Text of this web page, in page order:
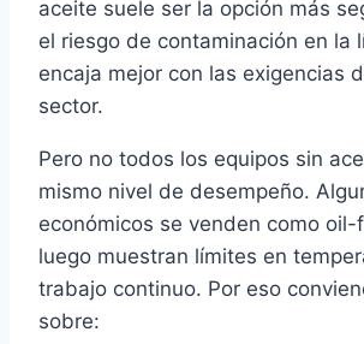
aceite suele ser la opción más
el riesgo de contaminación en la
encaja mejor con las exigencias
sector.
Pero no todos los equipos sin
mismo nivel de desempeño.
económicos se venden como oil-
luego muestran límites en
trabajo continuo. Por eso
sobre: